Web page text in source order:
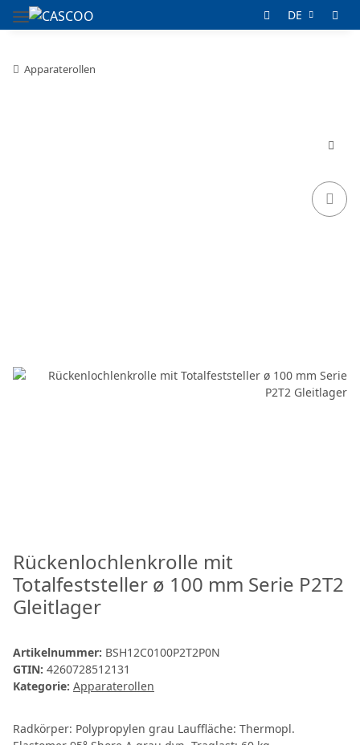
DE
Apparaterollen
Rückenlochlenkrolle mit
Totalfeststeller ø 100 mm Serie P2T2
Gleitlager
Artikelnummer: BSH12C0100P2T2P0N
GTIN: 4260728512131
Kategorie: Apparaterollen
Radkörper: Polypropylen grau Lauffläche: Thermopl.